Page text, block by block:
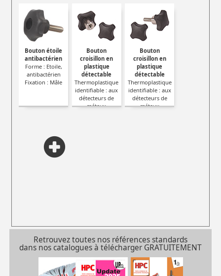
Bouton étoile
antibactérien
Forme : Etoile,
antibactérien
Fixation : Mâle
Bouton
croisillon en
plastique
détectable
Thermoplastique
identifiable : aux
détecteurs de
métaux
Bouton
croisillon en
plastique
détectable
Thermoplastique
identifiable : aux
détecteurs de
métaux
Retrouvez toutes nos références standards
dans nos catalogues à télécharger GRATUITEMENT